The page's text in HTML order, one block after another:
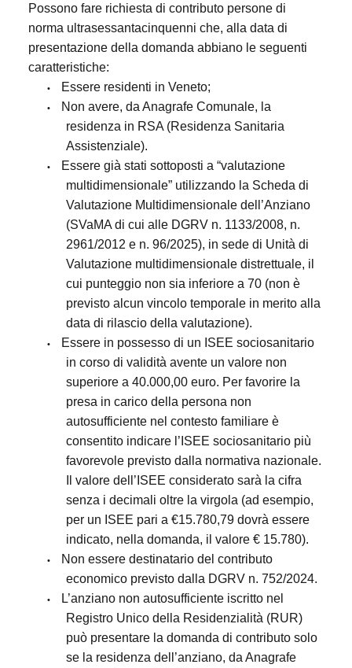
Possono fare richiesta di contributo persone di
norma ultrasessantacinquenni che, alla data di
presentazione della domanda abbiano le seguenti
caratteristiche:
• Essere residenti in Veneto;
•
Non avere, da Anagrafe Comunale, la
residenza in RSA (Residenza Sanitaria
Assistenziale).
•
Essere già stati sottoposti a “valutazione
multidimensionale” utilizzando la Scheda di
Valutazione Multidimensionale dell’Anziano
(SVaMA di cui alle DGRV n. 1133/2008, n.
2961/2012 e n. 96/2025), in sede di Unità di
Valutazione multidimensionale distrettuale, il
cui punteggio non sia inferiore a 70 (non è
previsto alcun vincolo temporale in merito alla
data di rilascio della valutazione).
•
Essere in possesso di un ISEE sociosanitario
in corso di validità avente un valore non
superiore a 40.000,00 euro. Per favorire la
presa in carico della persona non
autosufficiente nel contesto familiare è
consentito indicare l’ISEE sociosanitario più
favorevole previsto dalla normativa nazionale.
Il valore dell’ISEE considerato sarà la cifra
senza i decimali oltre la virgola (ad esempio,
per un ISEE pari a €15.780,79 dovrà essere
indicato, nella domanda, il valore € 15.780).
•
Non essere destinatario del contributo
economico previsto dalla DGRV n. 752/2024.
•
L’anziano non autosufficiente iscritto nel
Registro Unico della Residenzialità (RUR)
può presentare la domanda di contributo solo
se la residenza dell’anziano, da Anagrafe